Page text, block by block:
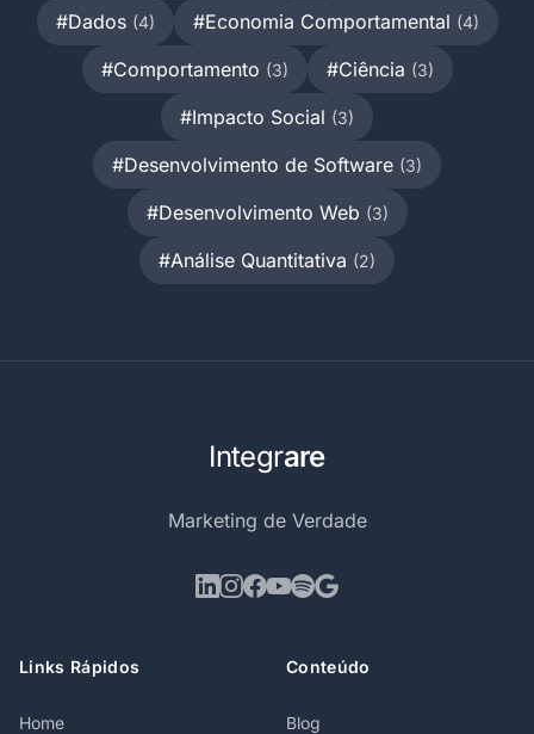
#Dados (4) #Economia Comportamental (4)
#Comportamento (3) #Ciência (3)
#Impacto Social (3)
#Desenvolvimento de Software (3)
#Desenvolvimento Web (3)
#Análise Quantitativa (2)
Integrare
Marketing de Verdade
Links Rápidos
Home
Conteúdo
Blog